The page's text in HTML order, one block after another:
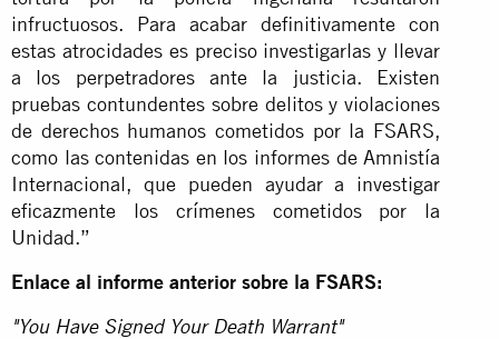
infructuosos. Para acabar definitivamente con
estas atrocidades es preciso investigarlas y llevar
a los perpetradores ante la justicia. Existen
pruebas contundentes sobre delitos y violaciones
de derechos humanos cometidos por la FSARS,
como las contenidas en los informes de Amnistía
Internacional, que pueden ayudar a investigar
eficazmente los crímenes cometidos por la
Unidad.”
Enlace al informe anterior sobre la FSARS:
"You Have Signed Your Death Warrant"